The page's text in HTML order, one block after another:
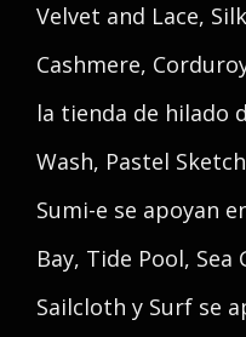
Velvet and Lace,
Cashmere,
la tienda de hilado
Wash, Pastel
Sumi-e se apoyan
Bay, Tide Pool,
Sailcloth y Surf se